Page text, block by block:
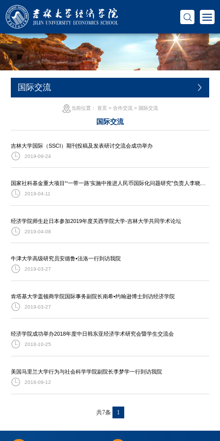
国际交流
当前位置： 首页> 合作交流 > 国际交流
国际交流
吉林大学国际（SSCI）期刊投稿及发表研讨交流会成功举办
2019-09-24
2019-04-11
经济学院师生赴日本参加2019年度关西学院大学-吉林大学共同学术论坛
2019-04-08
牛津大学高级研究员安德鲁•法洛一行到访我院
2019-03-27
肯塔基大学盖顿商学院国际事务副院长南希•约翰逊博士到访经济学院
2019-03-27
经济学院成功举办2018年度中日韩东亚经济学术研究会暨学生交流会
2018-10-25
美国马里兰大学行为与社会科学学院副院长李梦学一行到访我院
2018-09-12
共7条 1